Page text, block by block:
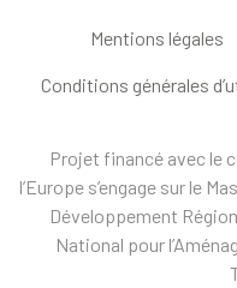
Mentions légales
Conditions générales
Projet financé avec le
l’Europe s’engage sur le
Développement
National pour